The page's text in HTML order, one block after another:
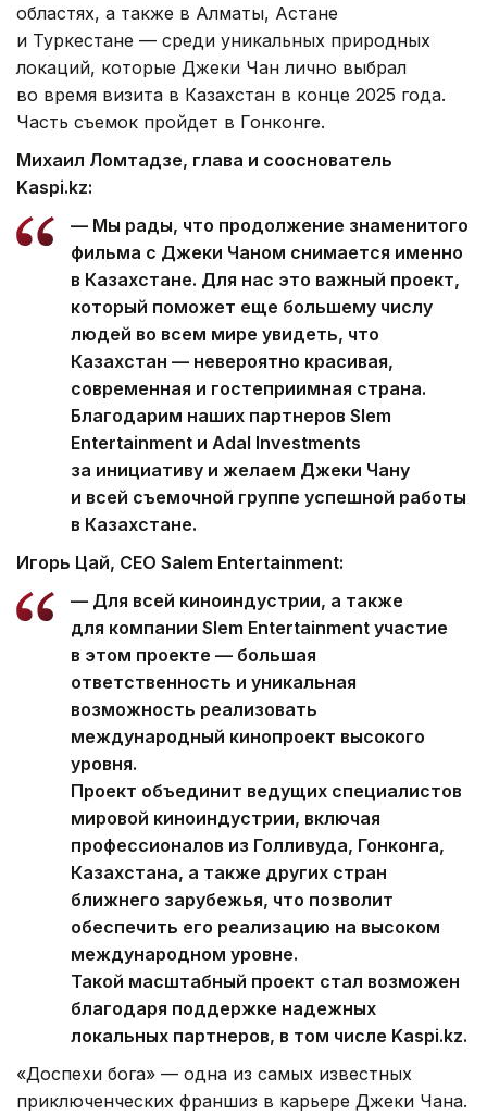
областях, а также в Алматы, Астане
и Туркестане — среди уникальных природных
локаций, которые Джеки Чан лично выбрал
во время визита в Казахстан в конце 2025 года.
Часть съемок пройдет в Гонконге.
Михаил Ломтадзе, глава и сооснователь
Kaspi.kz:
— Мы рады, что продолжение знаменитого
фильма с Джеки Чаном снимается именно
в Казахстане. Для нас это важный проект,
который поможет еще большему числу
людей во всем мире увидеть, что
Казахстан — невероятно красивая,
современная и гостеприимная страна.
Благодарим наших партнеров Sәlem
Entertainment и Adal Investments
за инициативу и желаем Джеки Чану
и всей съемочной группе успешной работы
в Казахстане.
Игорь Цай, CEO Salem Entertainment:
— Для всей киноиндустрии, а также
для компании Sәlem Entertainment участие
в этом проекте — большая
ответственность и уникальная
возможность реализовать
международный кинопроект высокого
уровня.
Проект объединит ведущих специалистов
мировой киноиндустрии, включая
профессионалов из Голливуда, Гонконга,
Казахстана, а также других стран
ближнего зарубежья, что позволит
обеспечить его реализацию на высоком
международном уровне.
Такой масштабный проект стал возможен
благодаря поддержке надежных
локальных партнеров, в том числе Kaspi.kz.
«Доспехи бога» — одна из самых известных
приключенческих франшиз в карьере Джеки Чана.